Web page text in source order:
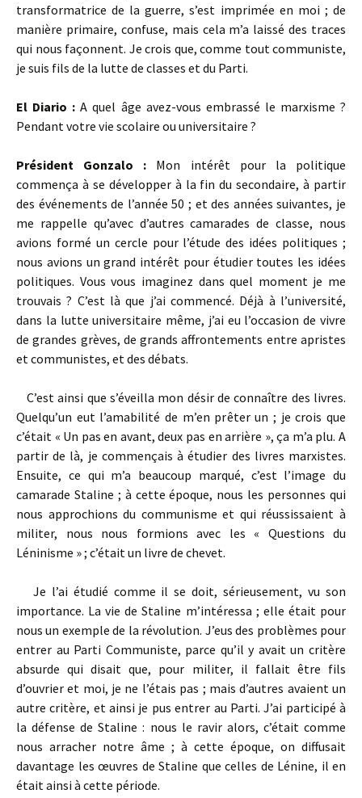
transformatrice de la guerre, s’est imprimée en moi ; de
manière primaire, confuse, mais cela m’a laissé des traces
qui nous façonnent. Je crois que, comme tout communiste,
je suis fils de la lutte de classes et du Parti.
El Diario : A quel âge avez-vous embrassé le marxisme ?
Pendant votre vie scolaire ou universitaire ?
Président Gonzalo : Mon intérêt pour la politique
commença à se développer à la fin du secondaire, à partir
des événements de l’année 50 ; et des années suivantes, je
me rappelle qu’avec d’autres camarades de classe, nous
avions formé un cercle pour l’étude des idées politiques ;
nous avions un grand intérêt pour étudier toutes les idées
politiques. Vous vous imaginez dans quel moment je me
trouvais ? C’est là que j’ai commencé. Déjà à l’université,
dans la lutte universitaire même, j’ai eu l’occasion de vivre
de grandes grèves, de grands affrontements entre apristes
et communistes, et des débats.
C’est ainsi que s’éveilla mon désir de connaître des livres.
Quelqu’un eut l’amabilité de m’en prêter un ; je crois que
c’était « Un pas en avant, deux pas en arrière », ça m’a plu. A
partir de là, je commençais à étudier des livres marxistes.
Ensuite, ce qui m’a beaucoup marqué, c’est l’image du
camarade Staline ; à cette époque, nous les personnes qui
nous approchions du communisme et qui réussissaient à
militer, nous nous formions avec les « Questions du
Léninisme » ; c’était un livre de chevet.
Je l’ai étudié comme il se doit, sérieusement, vu son
importance. La vie de Staline m’intéressa ; elle était pour
nous un exemple de la révolution. J’eus des problèmes pour
entrer au Parti Communiste, parce qu’il y avait un critère
absurde qui disait que, pour militer, il fallait être fils
d’ouvrier et moi, je ne l’étais pas ; mais d’autres avaient un
autre critère, et ainsi je pus entrer au Parti. J’ai participé à
la défense de Staline : nous le ravir alors, c’était comme
nous arracher notre âme ; à cette époque, on diffusait
davantage les œuvres de Staline que celles de Lénine, il en
était ainsi à cette période.